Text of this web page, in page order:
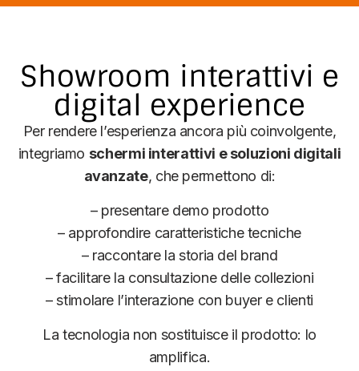
Showroom interattivi e
digital experience
Per rendere l’esperienza ancora più coinvolgente,
integriamo schermi interattivi e soluzioni digitali
avanzate, che permettono di:
– presentare demo prodotto
– approfondire caratteristiche tecniche
– raccontare la storia del brand
– facilitare la consultazione delle collezioni
– stimolare l’interazione con buyer e clienti
La tecnologia non sostituisce il prodotto: lo
amplifica.